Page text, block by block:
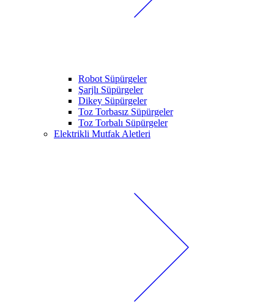
Robot Süpürgeler
Şarjlı Süpürgeler
Dikey Süpürgeler
Toz Torbasız Süpürgeler
Toz Torbalı Süpürgeler
Elektrikli Mutfak Aletleri